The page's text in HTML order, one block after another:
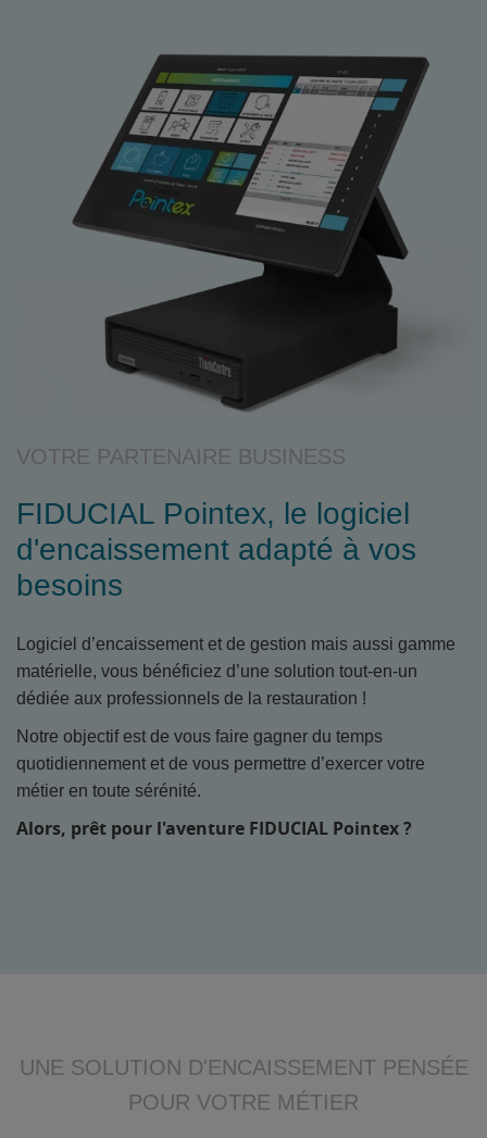
VOTRE PARTENAIRE BUSINESS
FIDUCIAL Pointex, le logiciel
d'encaissement adapté à vos
besoins
Logiciel d’encaissement et de gestion mais aussi gamme
matérielle, vous bénéficiez d’une solution tout-en-un
dédiée aux professionnels de la restauration !
Notre objectif est de vous faire gagner du temps
quotidiennement et de vous permettre d’exercer votre
métier en toute sérénité.
Alors, prêt pour l'aventure FIDUCIAL Pointex ?
UNE SOLUTION D'ENCAISSEMENT PENSÉE
POUR VOTRE MÉTIER